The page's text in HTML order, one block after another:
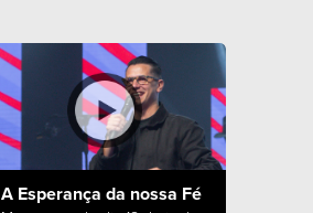
A Esperança da nossa Fé